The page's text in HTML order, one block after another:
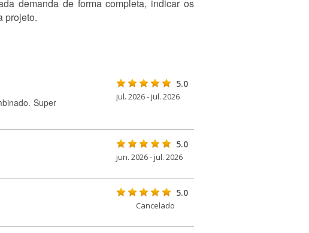
demanda de forma completa, indicar os
projeto.
Super
5.0
jul. 2026 - jul. 2026
5.0
jun. 2026 - jul. 2026
5.0
Cancelado